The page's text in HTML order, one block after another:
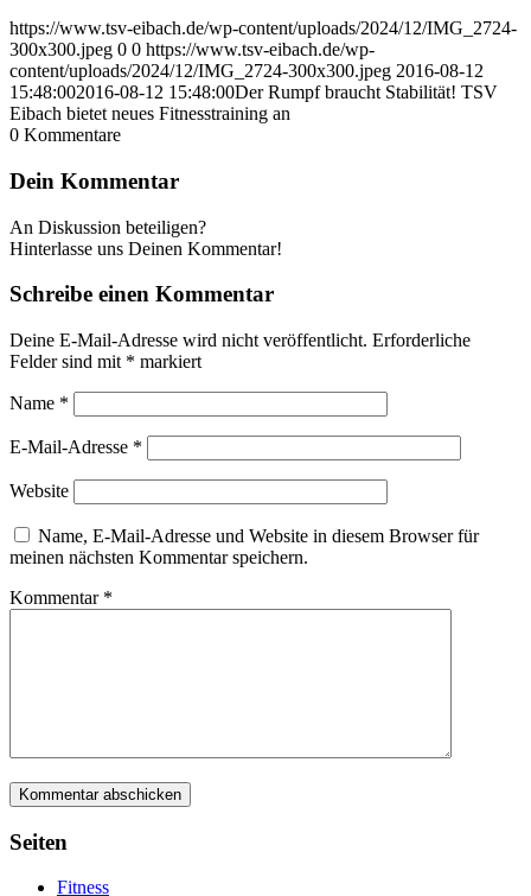
https://www.tsv-eibach.de/wp-content/uploads/2024/12/IMG_2724-
300x300.jpeg 0 0 https://www.tsv-eibach.de/wp-
content/uploads/2024/12/IMG_2724-300x300.jpeg 2016-08-12
15:48:002016-08-12 15:48:00Der Rumpf braucht Stabilität! TSV
Eibach bietet neues Fitnesstraining an
0 Kommentare
Dein Kommentar
An Diskussion beteiligen?
Hinterlasse uns Deinen Kommentar!
Schreibe einen Kommentar
Deine E-Mail-Adresse wird nicht veröffentlicht. Erforderliche
Felder sind mit * markiert
Name *
E-Mail-Adresse *
Website
Name, E-Mail-Adresse und Website in diesem Browser für
meinen nächsten Kommentar speichern.
Kommentar *
Seiten
Fitness